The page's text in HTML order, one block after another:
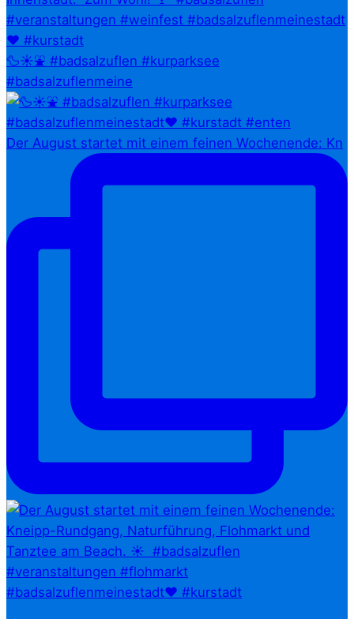
🦆☀️⛲ #badsalzuflen #kurparksee
#badsalzuflenmeine
Der August startet mit einem feinen Wochenende: Kn